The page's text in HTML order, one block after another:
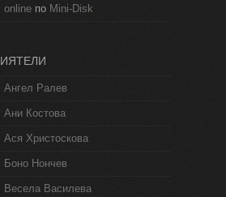
online по Mini-Disk
Ангел Ралев
Ани Костова
Ася Христоскова
Боно Нончев
Весела Василева